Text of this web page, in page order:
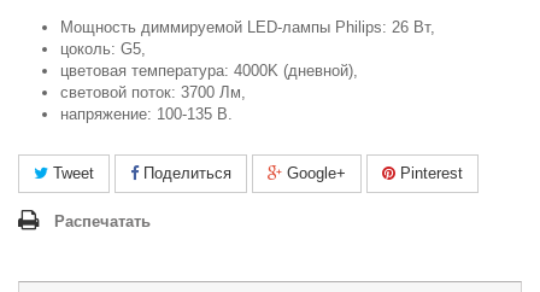
Мощность диммируемой LED-лампы Philips: 26 Вт,
цоколь: G5,
цветовая температура: 4000K (дневной),
световой поток: 3700 Лм,
напряжение: 100-135 В.
Tweet Поделиться Google+ Pinterest
Распечатать